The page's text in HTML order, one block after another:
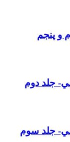
و پنجم
جلد دوم
جلد سوم